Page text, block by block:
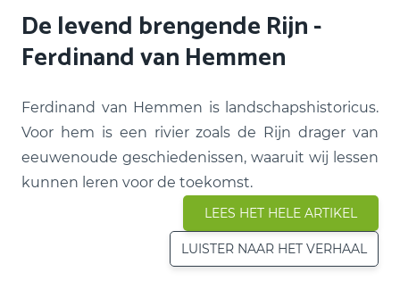
De levend brengende Rijn -
Ferdinand van Hemmen
Ferdinand van Hemmen is landschapshistoricus.
Voor hem is een rivier zoals de Rijn drager van
eeuwenoude geschiedenissen, waaruit wij lessen
kunnen leren voor de toekomst.
LEES HET HELE ARTIKEL
LUISTER NAAR HET VERHAAL